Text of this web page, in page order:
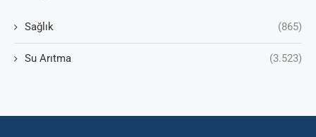
Sağlık (865)
Su Arıtma (3.523)